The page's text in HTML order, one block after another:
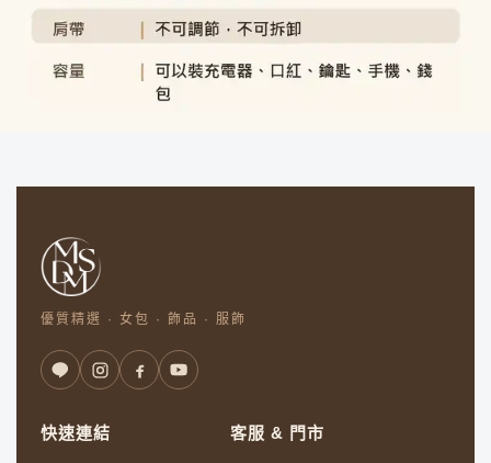
優質精選 · 女包 · 飾品 · 服飾
快速連結 客服 & 門市